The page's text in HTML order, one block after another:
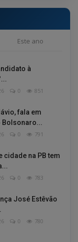
Este ano
à
0 851
fala em
0 791
cidade na PB tem
0 783
José Estêvão
0 780